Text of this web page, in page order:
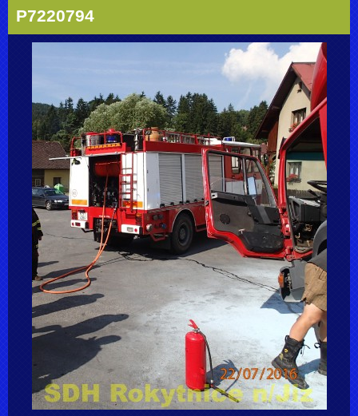
P7220794